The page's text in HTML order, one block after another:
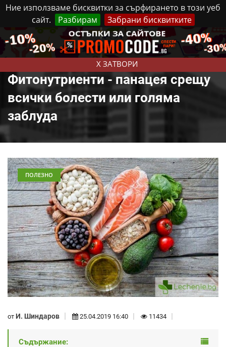
Ние използваме бисквитки за сърфирането в този уеб
сайт.
Разбирам Забрани бисквитките
X ЗАТВОРИ
Петък, 7 Август, 2026 Реклама Контакти
Фитонутриенти - панацея срещу
всички болести или голяма
заблуда
ПОЛЕЗНО
от И. Шиндаров 25.04.2019 16:40 11434
Съдържание: